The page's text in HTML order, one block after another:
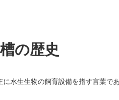
の歴史
に水生生物の飼育設備を指す言葉で